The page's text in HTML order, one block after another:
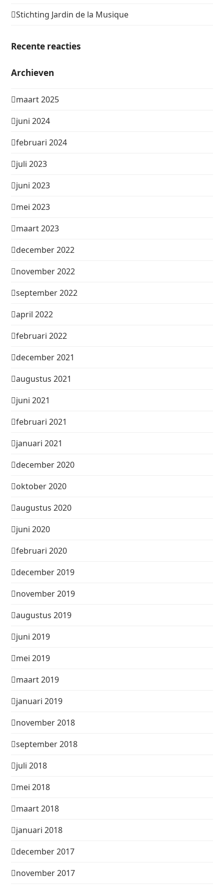
Stichting Jardin de la Musique
Recente reacties
Archieven
maart 2025
juni 2024
februari 2024
juli 2023
juni 2023
mei 2023
maart 2023
december 2022
november 2022
september 2022
april 2022
februari 2022
december 2021
augustus 2021
juni 2021
februari 2021
januari 2021
december 2020
oktober 2020
augustus 2020
juni 2020
februari 2020
december 2019
november 2019
augustus 2019
juni 2019
mei 2019
maart 2019
januari 2019
november 2018
september 2018
juli 2018
mei 2018
maart 2018
januari 2018
december 2017
november 2017